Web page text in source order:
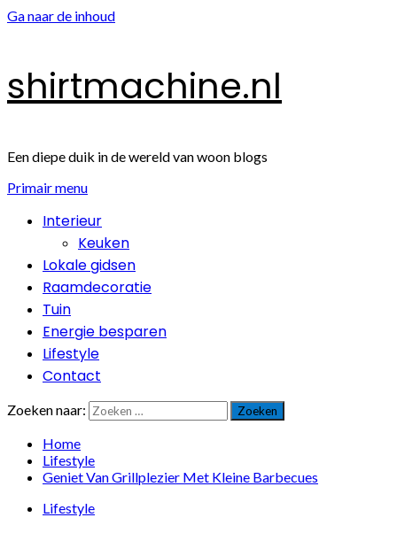
Ga naar de inhoud
shirtmachine.nl
Een diepe duik in de wereld van woon blogs
Primair menu
Interieur
Keuken
Lokale gidsen
Raamdecoratie
Tuin
Energie besparen
Lifestyle
Contact
Zoeken naar:
Home
Lifestyle
Geniet Van Grillplezier Met Kleine Barbecues
Lifestyle